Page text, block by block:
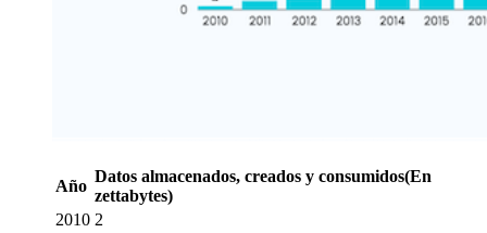
Año
Datos almacenados, creados y consumidos(En
zettabytes)
2010 2